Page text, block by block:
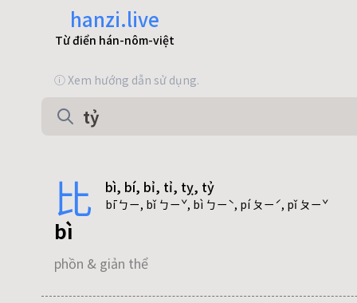
hanzi.live
Từ điển hán-nôm-việt
ⓘ Xem hướng dẫn sử dụng.
比 bì, bí, bỉ, tỉ, tỵ, tỷ
bī ㄅㄧ, bǐ ㄅㄧˇ, bì ㄅㄧˋ, pí ㄆㄧˊ, pǐ ㄆㄧˇ
bì
phồn & giản thể